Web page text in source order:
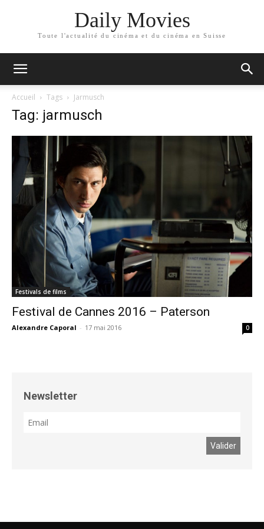
Daily Movies
Toute l'actualité du cinéma et du cinéma en Suisse
Accueil Tags Jarmusch
Tag: jarmusch
Festivals de films
Festival de Cannes 2016 – Paterson
Alexandre Caporal - 17 mai 2016 0
Newsletter